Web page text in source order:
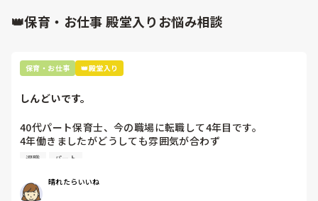
👑保育・お仕事 殿堂入りお悩み相談
保育・お仕事 👑殿堂入り
しんどいです。
40代パート保育士、今の職場に転職して4年目です。
4年働きましたがどうしても雰囲気が合わず
退職しようと思っています。
周りの職員は、勤続10年以上から何十年という先生がほとん
どです。
退職 パート
晴れたらいいね